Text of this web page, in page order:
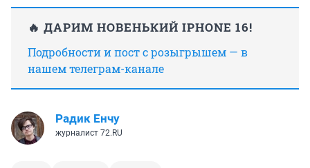
🔥 ДАРИМ НОВЕНЬКИЙ IPHONE 16!
Подробности и пост с розыгрышем — в
нашем телеграм-канале
Радик Енчу
журналист 72.RU